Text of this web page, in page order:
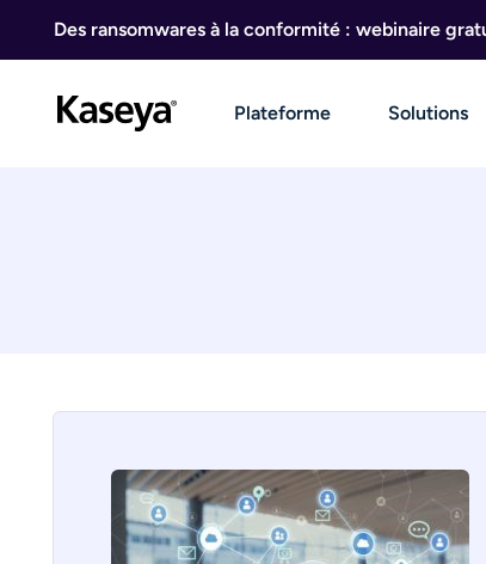
Des ransomwares à la conformité : webinaire
Plateforme Solutions